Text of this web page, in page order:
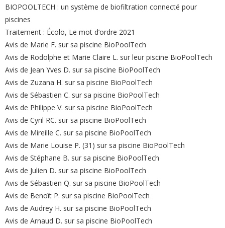
BIOPOOLTECH : un système de biofiltration connecté pour
piscines
Traitement : Écolo, Le mot d’ordre 2021
Avis de Marie F. sur sa piscine BioPoolTech
Avis de Rodolphe et Marie Claire L. sur leur piscine BioPoolTech
Avis de Jean Yves D. sur sa piscine BioPoolTech
Avis de Zuzana H. sur sa piscine BioPoolTech
Avis de Sébastien C. sur sa piscine BioPoolTech
Avis de Philippe V. sur sa piscine BioPoolTech
Avis de Cyril RC. sur sa piscine BioPoolTech
Avis de Mireille C. sur sa piscine BioPoolTech
Avis de Marie Louise P. (31) sur sa piscine BioPoolTech
Avis de Stéphane B. sur sa piscine BioPoolTech
Avis de Julien D. sur sa piscine BioPoolTech
Avis de Sébastien Q. sur sa piscine BioPoolTech
Avis de Benoît P. sur sa piscine BioPoolTech
Avis de Audrey H. sur sa piscine BioPoolTech
Avis de Arnaud D. sur sa piscine BioPoolTech